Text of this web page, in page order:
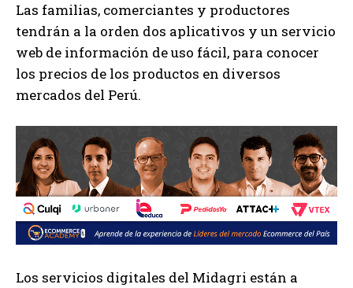
Las familias, comerciantes y productores
tendrán a la orden dos aplicativos y un servicio
web de información de uso fácil, para conocer
los precios de los productos en diversos
mercados del Perú.
Los servicios digitales del Midagri están a